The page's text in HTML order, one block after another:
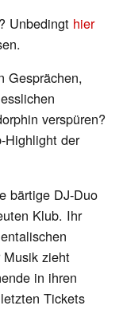
Unbedingt hier
Gesprächen,
verspüren?
Highlight der
bärtige DJ-Duo
Klub. Ihr
Musik zieht
in ihren
Tickets